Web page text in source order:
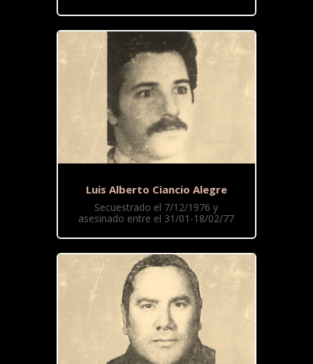
Luis Alberto Ciancio Alegre
Secuestrado el 7/12/1976 y
asesinado entre el 31/01-18/02/77